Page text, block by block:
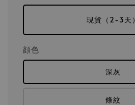
現貨（2-3天）
顔色
深灰
條紋